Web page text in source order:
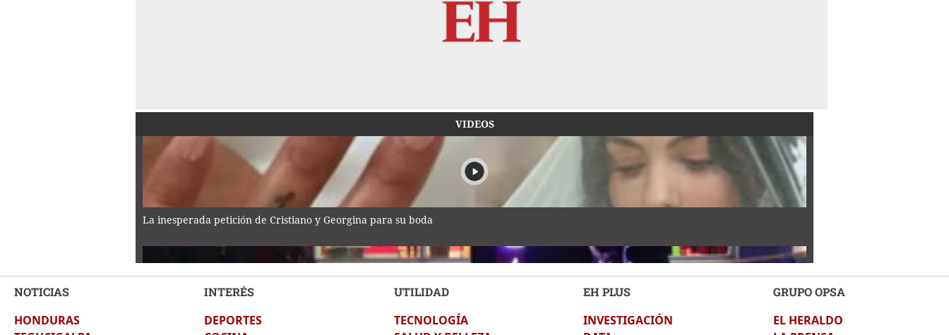
VIDEOS
La inesperada petición de Cristiano y Georgina para su boda
Asesinan a tiktoker César Gastélum durante transmisión en vivo en México
NOTICIAS
HONDURAS
INTERÉS
DEPORTES
UTILIDAD
TECNOLOGÍA
EH PLUS
INVESTIGACIÓN
GRUPO OPSA
EL HERALDO